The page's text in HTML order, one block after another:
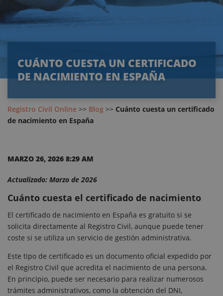
CUÁNTO CUESTA UN CERTIFICADO
DE NACIMIENTO EN ESPAÑA
Registro Civil Online >> Blog >> Cuánto cuesta un certificado
de nacimiento en España
MARZO 26, 2026 8:29 AM
Actualizado: Marzo de 2026
Cuánto cuesta el certificado de nacimiento
El certificado de nacimiento en España es gratuito si se
solicita directamente al Registro Civil, aunque puede tener
coste si se utiliza un servicio de gestión administrativa.
Este tipo de certificado es un documento oficial expedido por
el Registro Civil que acredita el nacimiento de una persona.
En principio, puede ser necesario para realizar numerosos
trámites administrativos, como la obtención del DNI,